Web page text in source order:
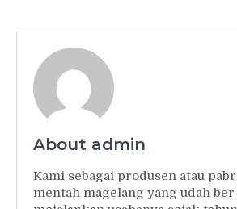
About admin
Kami sebagai produsen atau
mentah magelang yang udah